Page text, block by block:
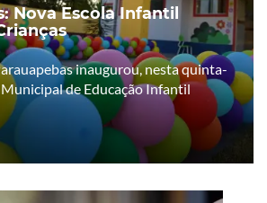
Nova Escola Infantil
inaugurou, nesta quinta-
Municipal de Educação Infantil